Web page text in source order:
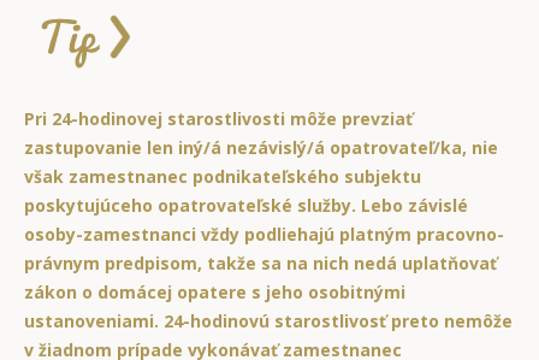
Pri 24-hodinovej starostlivosti môže prevziať
zastupovanie len iný/á nezávislý/á opatrovateľ/ka, nie
však zamestnanec podnikateľského subjektu
poskytujúceho opatrovateľské služby. Lebo závislé
osoby-zamestnanci vždy podliehajú platným pracovno-
právnym predpisom, takže sa na nich nedá uplatňovať
zákon o domácej opatere s jeho osobitnými
ustanoveniami. 24-hodinovú starostlivosť preto nemôže
v žiadnom prípade vykonávať zamestnanec